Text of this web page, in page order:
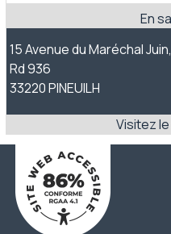
15 Avenue du Maréchal Juin,
Rd 936
33220 PINEUILH